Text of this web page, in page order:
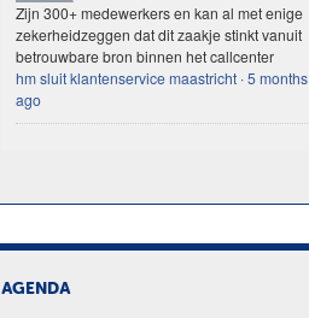
Zijn 300+ medewerkers en kan al met enige
zekerheidzeggen dat dit zaakje stinkt vanuit
betrouwbare bron binnen het callcenter
hm sluit klantenservice maastricht ·5 months
ago
AGENDA